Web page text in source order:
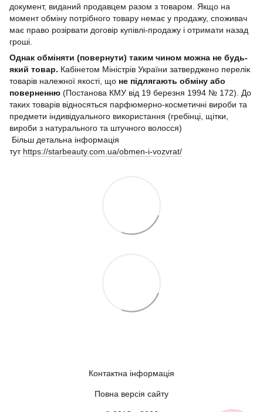
документ, виданий продавцем разом з товаром. Якщо на
момент обміну потрібного товару немає у продажу, споживач
має право розірвати договір купівлі-продажу і отримати назад
гроші.
Однак обміняти (повернути) таким чином можна не будь-
який товар. Кабінетом Міністрів України затверджено перелік
товарів належної якості, що не підлягають обміну або
поверненню (Постанова КМУ від 19 березня 1994 № 172). До
таких товарів відносяться парфюмерно-косметичні вироби та
предмети індивідуального використання (гребінці, щітки,
вироби з натурального та штучного волосся)
Більш детальна інформація
тут https://starbeauty.com.ua/obmen-i-vozvrat/
Контактна інформація
Повна версія сайту